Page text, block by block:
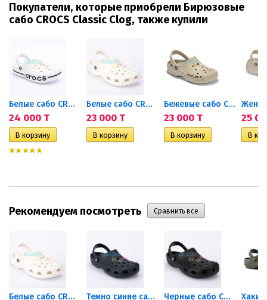
Покупатели, которые приобрели Бирюзовые
сабо CROCS Classic Clog, также купили
Белые сабо CROCS Bayaband Clog
24 000 T
Белые сабо CROCS Classic Clog
23 000 T
Бежевые сабо CROCS Baya Clog
23 000 T 25
Рекомендуем посмотреть
Белые сабо CROCS Classic Clog Темно синие сабо CROCS... Черные сабо CROCS Classic Clog